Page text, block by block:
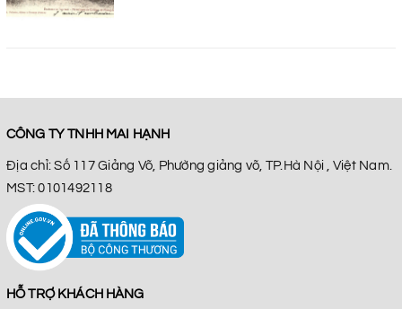
CÔNG TY TNHH MAI HẠNH
Địa chỉ: Số 117 Giảng Võ, Phường giảng võ, TP.Hà Nội , Việt Nam.
MST: 0101492118
HỖ TRỢ KHÁCH HÀNG